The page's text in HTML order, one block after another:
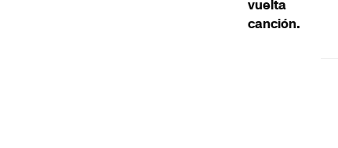
vuelta
canción.